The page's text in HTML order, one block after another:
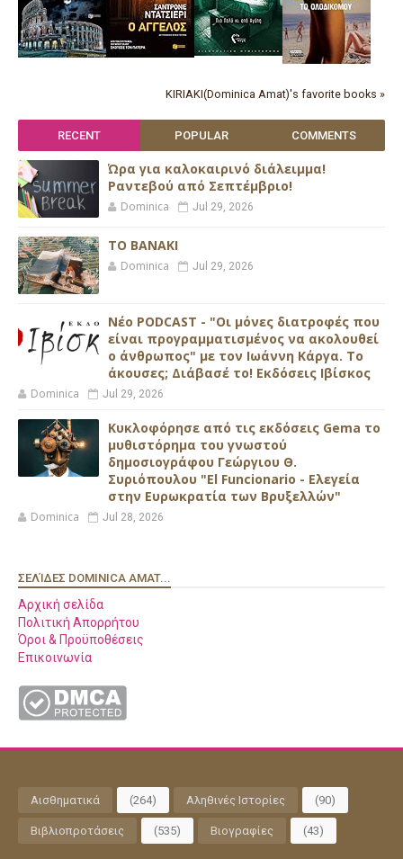
KIRIAKI(Dominica Amat)'s favorite books »
RECENT POPULAR COMMENTS
Ώρα για καλοκαιρινό διάλειμμα!
Ραντεβού από Σεπτέμβριο!
Dominica Jul 29, 2026
ΤΟ ΒΑΝΑΚΙ
Dominica Jul 29, 2026
Νέο PODCAST - "Οι μόνες διατροφές που
είναι προγραμματισμένος να ακολουθεί
ο άνθρωπος" με τον Ιωάννη Κάργα. Το
άκουσες; Διάβασέ το! Εκδόσεις Ιβίσκος
Dominica Jul 29, 2026
Κυκλοφόρησε από τις εκδόσεις Gema το
μυθιστόρημα του γνωστού
δημοσιογράφου Γεώργιου Θ.
Συριόπουλου "El Funcionario - Ελεγεία
στην Ευρωκρατία των Βρυξελλών"
Dominica Jul 28, 2026
ΣΕΛΊΔΕΣ DOMINICA AMAT...
Αρχική σελίδα
Πολιτική Απορρήτου
Όροι & Προϋποθέσεις
Επικοινωνία
Αισθηματικά (264) Αληθινές Ιστορίες (90)
Βιβλιοπροτάσεις (535) Βιογραφίες (43)